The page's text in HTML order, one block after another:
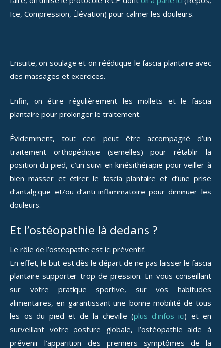
Ice, Compression, Élévation) pour calmer les douleurs.
Ensuite, on soulage et on rééduque le fascia plantaire avec
des massages et exercices.
Enfin, on étire régulièrement les mollets et le fascia
plantaire pour prolonger le traitement.
Évidemment, tout ceci peut être accompagné d’un
traitement orthopédique (semelles) pour rétablir la
position du pied, d’un suivi en kinésithérapie pour veiller à
bien masser et étirer le fascia plantaire et d’une prise
d’antalgique et/ou d’anti-inflammatoire pour diminuer les
douleurs.
Et l’ostéopathie là dedans ?
Le rôle de l’ostéopathe est ici préventif.
En effet, le but est dès le départ de ne pas laisser le fascia
plantaire supporter trop de pression. En vous conseillant
sur votre pratique sportive, sur vos habitudes
alimentaires, en garantissant une bonne mobilité de tous
les os du pied et de la cheville (plus d’infos ici) et en
surveillant votre posture globale, l’ostéopathie aide à
prévenir l’apparition des premiers symptômes de la